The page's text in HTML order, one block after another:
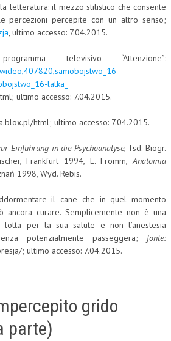
letteratura: il mezzo stilistico che consente
percezioni percepite con un altro senso;
, ultimo accesso: 7.04.2015.
televisivo “Attenzione”:
latka_
ultimo accesso: 7.04.2015.
html; ultimo accesso: 7.04.2015.
Einführung in die Psychoanalyse, Tsd. Biogr.
Frankfurt 1994, E. Fromm,Anatomia
1998, Wyd. Rebis.
il cane che in quel momento
curare. Semplicemente non è una
per la sua salute e non l’anestesia
potenzialmente passeggera; fonte:
; ultimo accesso: 7.04.2015.
grido
parte)